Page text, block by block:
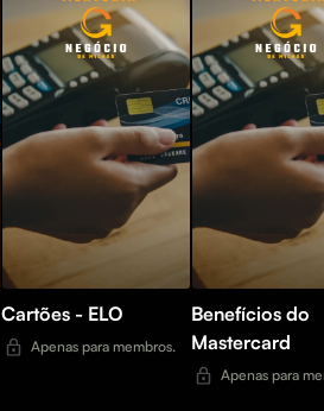
Cartões - ELO
Apenas para membros.
Benefícios do
Mastercard
Apenas para